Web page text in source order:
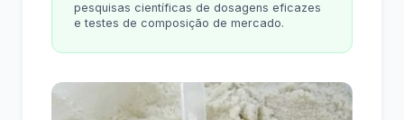
pesquisas científicas de dosagens eficazes
e testes de composição de mercado.